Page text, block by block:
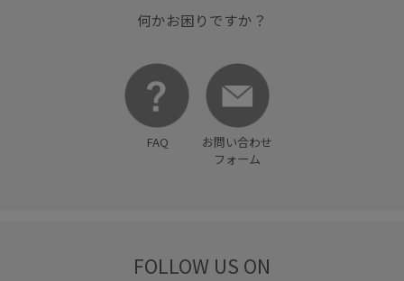
何かお困りですか？
FAQ
お問い合わせ
フォーム
FOLLOW US ON